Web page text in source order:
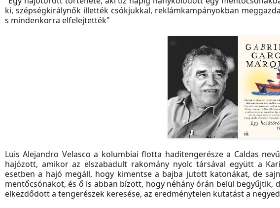
ki, szépségkirálynők illették csókjukkal, reklámkampányokban
s mindenkorra elfelejtették"
Luis Alejandro Velasco a kolumbiai flotta haditengerésze a Caldas
hajózott, amikor az elszabadult rakomány nyolc társával együtt a
esetben a hajó megáll, hogy kimentse a bajba jutott katonákat, de
mentőcsónakot, és ő is abban bízott, hogy néhány órán belül begyűjtik,
elkezdődött a tengerészek keresése, az eredménytelen kutatást a